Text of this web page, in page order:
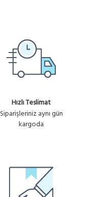
Hızlı Teslimat
Siparişleriniz aynı gün
kargoda